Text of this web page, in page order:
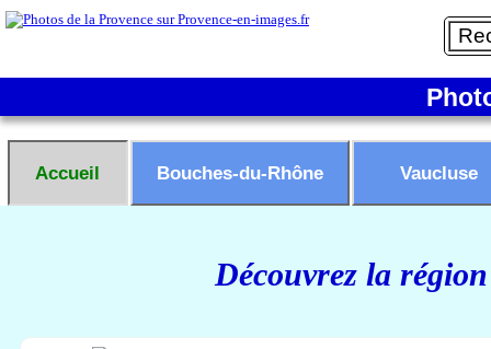
Accueil Bouches-du-Rhône Vaucluse
Découvrez la